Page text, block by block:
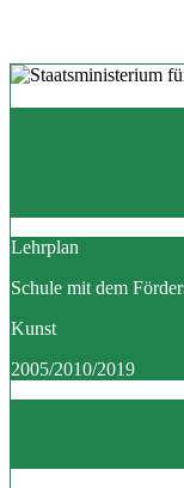
Lehrplan
Schule mit dem
Kunst
2005/2010/2019